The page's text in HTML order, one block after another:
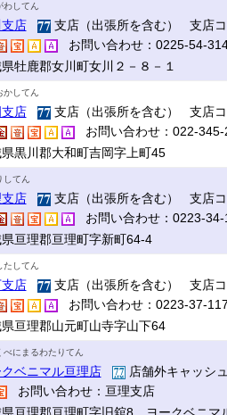
わしてん
店
支店（出張所を含む） 支店
お問い合わせ：0225-54-
牡鹿郡女川町女川２－８－１
かしてん
店
支店（出張所を含む） 支店
お問い合わせ：022-
黒川郡大和町吉岡字上町45
してん
店
支店（出張所を含む） 支店
お問い合わせ：0223-
亘理郡亘理町字新町64-4
たしてん
店
支店（出張所を含む） 支店
お問い合わせ：0223-37-
亘理郡山元町山寺字山下64
べにまるわたりてん
クベニマル亘理店
店舗外キャッシ
お問い合わせ：亘理支店